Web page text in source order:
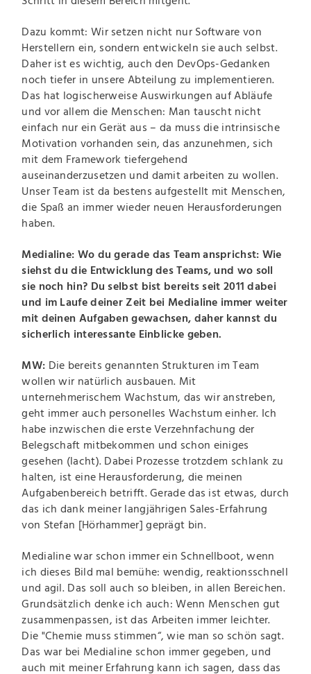
Dazu kommt: Wir setzen nicht nur Software von
Herstellern ein, sondern entwickeln sie auch selbst.
Daher ist es wichtig, auch den DevOps-Gedanken
noch tiefer in unsere Abteilung zu implementieren.
Das hat logischerweise Auswirkungen auf Abläufe
und vor allem die Menschen: Man tauscht nicht
einfach nur ein Gerät aus – da muss die intrinsische
Motivation vorhanden sein, das anzunehmen, sich
mit dem Framework tiefergehend
auseinanderzusetzen und damit arbeiten zu wollen.
Unser Team ist da bestens aufgestellt mit Menschen,
die Spaß an immer wieder neuen Herausforderungen
haben.
Medialine: Wo du gerade das Team ansprichst: Wie
siehst du die Entwicklung des Teams, und wo soll
sie noch hin? Du selbst bist bereits seit 2011 dabei
und im Laufe deiner Zeit bei Medialine immer weiter
mit deinen Aufgaben gewachsen, daher kannst du
sicherlich interessante Einblicke geben.
MW: Die bereits genannten Strukturen im Team
wollen wir natürlich ausbauen. Mit
unternehmerischem Wachstum, das wir anstreben,
geht immer auch personelles Wachstum einher. Ich
habe inzwischen die erste Verzehnfachung der
Belegschaft mitbekommen und schon einiges
gesehen (lacht). Dabei Prozesse trotzdem schlank zu
halten, ist eine Herausforderung, die meinen
Aufgabenbereich betrifft. Gerade das ist etwas, durch
das ich dank meiner langjährigen Sales-Erfahrung
von Stefan [Hörhammer] geprägt bin.
Medialine war schon immer ein Schnellboot, wenn
ich dieses Bild mal bemühe: wendig, reaktionsschnell
und agil. Das soll auch so bleiben, in allen Bereichen.
Grundsätzlich denke ich auch: Wenn Menschen gut
zusammenpassen, ist das Arbeiten immer leichter.
Die "Chemie muss stimmen“, wie man so schön sagt.
Das war bei Medialine schon immer gegeben, und
auch mit meiner Erfahrung kann ich sagen, dass das